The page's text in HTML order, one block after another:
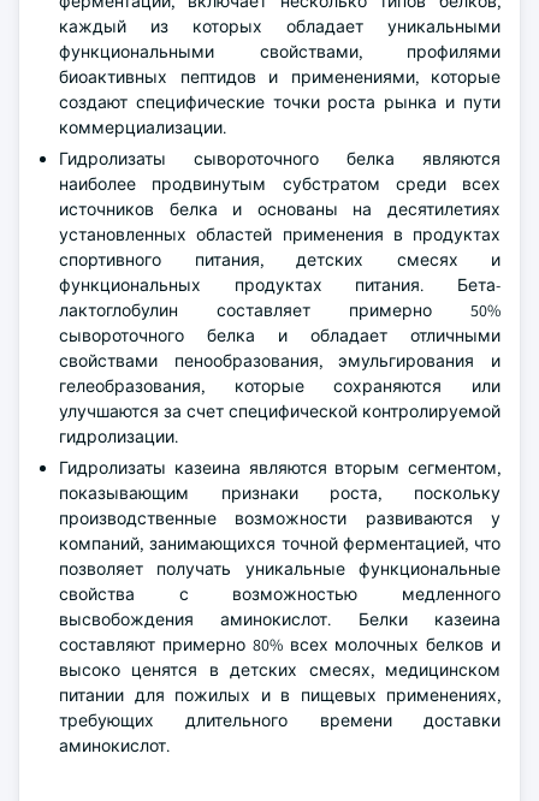
каждый из которых обладает уникальными
функциональными свойствами, профилями
биоактивных пептидов и применениями, которые
создают специфические точки роста рынка и пути
коммерциализации.
Гидролизаты сывороточного белка являются
наиболее продвинутым субстратом среди всех
источников белка и основаны на десятилетиях
установленных областей применения в продуктах
спортивного питания, детских смесях и
функциональных продуктах питания. Бета-
лактоглобулин составляет примерно 50%
сывороточного белка и обладает отличными
свойствами пенообразования, эмульгирования и
гелеобразования, которые сохраняются или
улучшаются за счет специфической контролируемой
гидролизации.
Гидролизаты казеина являются вторым сегментом,
показывающим признаки роста, поскольку
производственные возможности развиваются у
компаний, занимающихся точной ферментацией, что
позволяет получать уникальные функциональные
свойства с возможностью медленного
высвобождения аминокислот. Белки казеина
составляют примерно 80% всех молочных белков и
высоко ценятся в детских смесях, медицинском
питании для пожилых и в пищевых применениях,
требующих длительного времени доставки
аминокислот.